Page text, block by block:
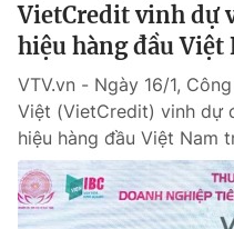
VietCredit vinh dự
hiệu hàng đầu Việt
VTV.vn - Ngày 16/1,
Việt (VietCredit) vinh dự
hiệu hàng đầu Việt Nam